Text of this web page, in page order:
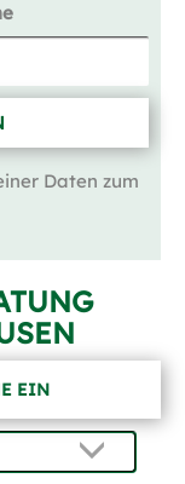
Daten zum
EIN